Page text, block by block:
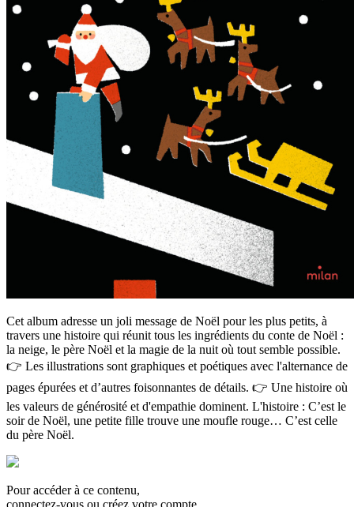
Cet album adresse un joli message de Noël pour les plus petits, à
travers une histoire qui réunit tous les ingrédients du conte de Noël :
la neige, le père Noël et la magie de la nuit où tout semble possible.
👉 Les illustrations sont graphiques et poétiques avec l'alternance de
pages épurées et d’autres foisonnantes de détails. 👉 Une histoire où
les valeurs de générosité et d'empathie dominent. L'histoire : C’est le
soir de Noël, une petite fille trouve une moufle rouge… C’est celle
du père Noël.
Pour accéder à ce contenu,
connectez-vous ou créez votre compte.